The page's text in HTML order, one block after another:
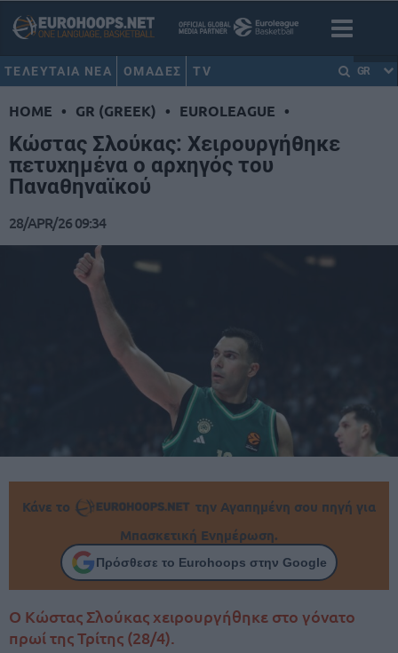
ΤΕΛΕΥΤΑΙΑ ΝΕΑ ΟΜΑΔΕΣ TV GR
HOME • GR (GREEK) • EUROLEAGUE •
Κώστας Σλούκας: Χειρουργήθηκε
πετυχημένα ο αρχηγός του
Παναθηναϊκού
28/APR/26 09:34
Κάνε το
την Αγαπημένη σου πηγή για
Μπασκετική Ενημέρωση.
Πρόσθεσε το Eurohoops στην Google
Ο Κώστας Σλούκας χειρουργήθηκε στο γόνατο
πρωί της Τρίτης (28/4).